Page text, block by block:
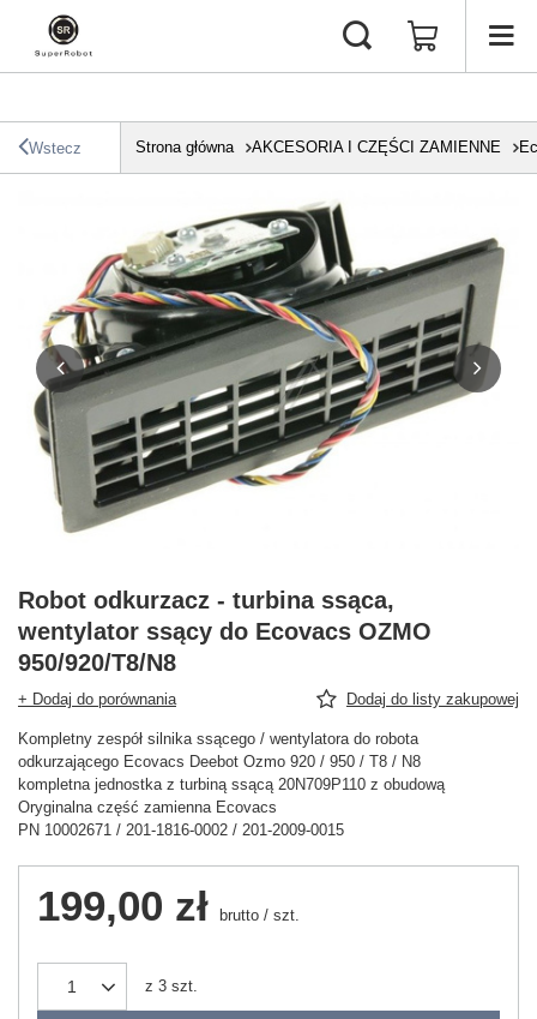
Wstecz Strona główna AKCESORIA I CZĘŚCI ZAMIENNE
Robot odkurzacz - turbina ssąca,
wentylator ssący do Ecovacs OZMO
950/920/T8/N8
+ Dodaj do porównania Dodaj do listy zakupowej
Kompletny zespół silnika ssącego / wentylatora do robota
odkurzającego Ecovacs Deebot Ozmo 920 / 950 / T8 / N8
kompletna jednostka z turbiną ssącą 20N709P110 z obudową
Oryginalna część zamienna Ecovacs
PN 10002671 / 201-1816-0002 / 201-2009-0015
199,00 zł brutto / szt.
z 3 szt.